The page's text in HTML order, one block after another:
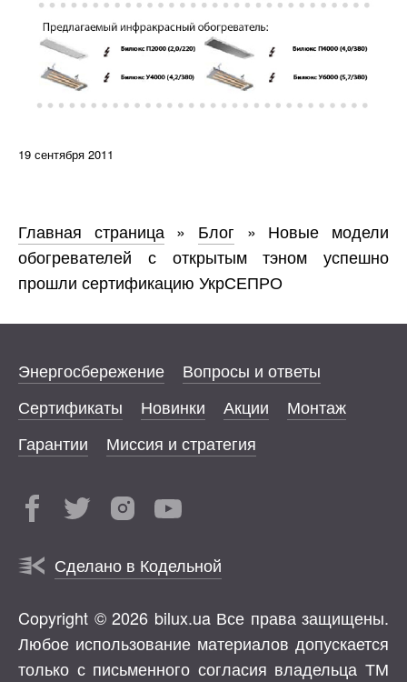
19 сентября 2011
Главная страница» Блог » Новые модели
обогревателей с открытым тэном успешно
прошли сертификацию УкрСЕПРО
Энергосбережение
Вопросы и ответы
Сертификаты
Новинки Акции
Монтаж
Гарантии
Миссия и стратегия
Сделано в Кодельной
Copyright © 2026 bilux.ua Все права защищены.
Любое использование материалов допускается
только с письменного согласия владельца ТМ